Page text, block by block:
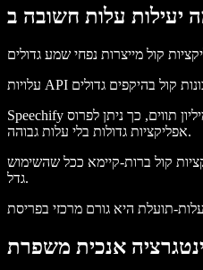
Speechify מספק ייצור דיבור בכ-10$ לכל מיליון תווים, כך ניתן לפרוס
אפליקציות גדולות בלי עלות גבוהה.
קול ברות-קיימא ככל שהשימוש
גדל.